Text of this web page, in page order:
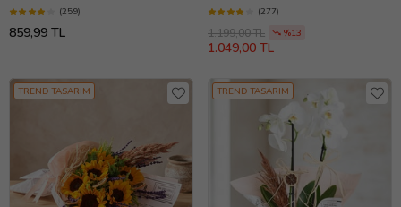
(259)
859,99 TL
(277)
1.199,00 TL %13
1.049,00 TL
TREND TASARIM TREND TASARIM